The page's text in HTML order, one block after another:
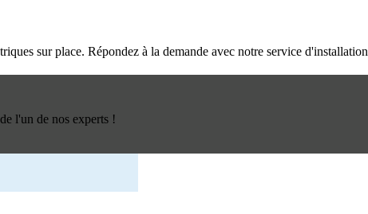
sur place. Répondez à la demande avec notre service
l'un de nos experts !